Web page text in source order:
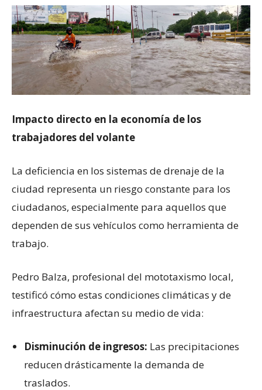
Impacto directo en la economía de los
trabajadores del volante
La deficiencia en los sistemas de drenaje de la
ciudad representa un riesgo constante para los
ciudadanos, especialmente para aquellos que
dependen de sus vehículos como herramienta de
trabajo.
Pedro Balza, profesional del mototaxismo local,
testificó cómo estas condiciones climáticas y de
infraestructura afectan su medio de vida:
Disminución de ingresos: Las precipitaciones
reducen drásticamente la demanda de
traslados.